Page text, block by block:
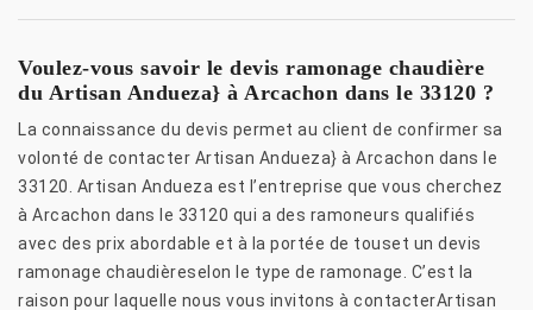
Voulez-vous savoir le devis ramonage chaudière
du Artisan Andueza} à Arcachon dans le 33120 ?
La connaissance du devis permet au client de confirmer sa
volonté de contacter Artisan Andueza} à Arcachon dans le
33120. Artisan Andueza est l’entreprise que vous cherchez
à Arcachon dans le 33120 qui a des ramoneurs qualifiés
avec des prix abordable et à la portée de touset un devis
ramonage chaudièreselon le type de ramonage. C’est la
raison pour laquelle nous vous invitons à contacterArtisan